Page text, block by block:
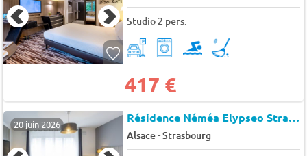
Studio 2 pers.
417 €
20 juin 2026 Résidence Néméa Elypseo Strasbourg
Alsace-Strasbourg